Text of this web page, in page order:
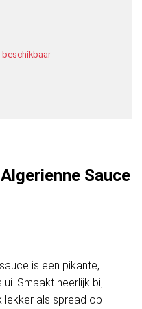
Sauce
is een pikante,
Smaakt heerlijk bij
lekker als spread op